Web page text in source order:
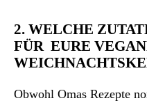
2. WELCHE
FÜR EURE
Obwohl Omas Rezepte